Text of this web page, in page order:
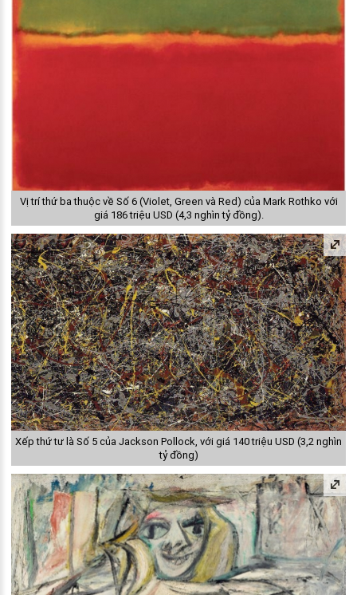
Vị trí thứ ba thuộc về Số 6 (Violet, Green và Red) của Mark Rothko với
giá 186 triệu USD (4,3 nghìn tỷ đồng).
Xếp thứ tư là Số 5 của Jackson Pollock, với giá 140 triệu USD (3,2 nghìn
tỷ đồng)